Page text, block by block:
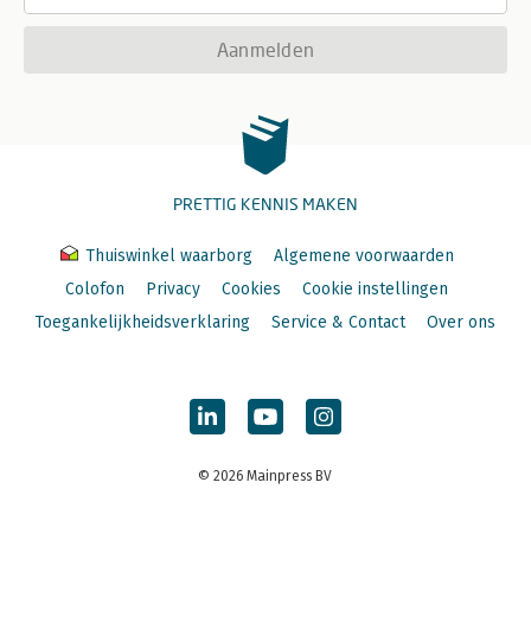
Aanmelden
PRETTIG KENNIS MAKEN
Thuiswinkel waarborg
Algemene voorwaarden
Colofon
Privacy Cookies
Cookie instellingen
Toegankelijkheidsverklaring
Service & Contact Over ons
© 2026 Mainpress BV